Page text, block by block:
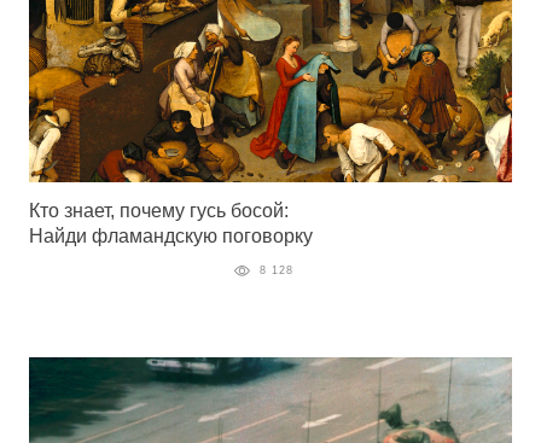
Кто знает, почему гусь босой:
Найди фламандскую поговорку
8 128